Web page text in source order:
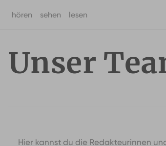
hören sehen lesen
Unser
Hier kannst du die Redakteurinnen